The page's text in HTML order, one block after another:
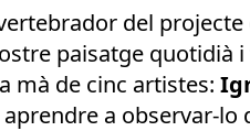
del
paisatge quotidià
mà de cinc artistes:
a observar-lo